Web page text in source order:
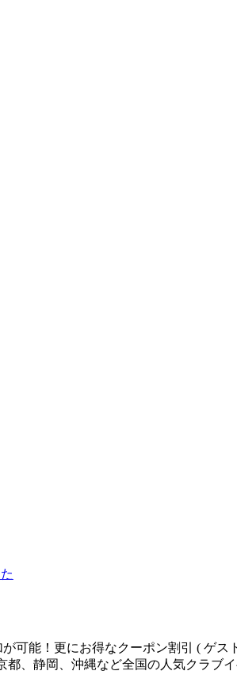
可能！更にお得なクーポン割引 ( ゲ
、静岡、沖縄など全国の人気クラブ